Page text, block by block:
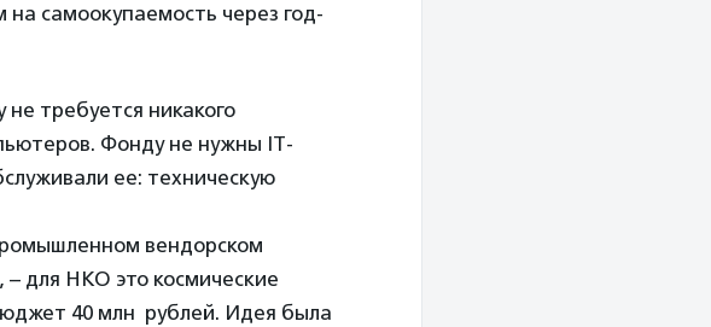
самоокупаемость через год-
требуется никакого
Фонду не нужны IT-
ее: техническую
вендорском
для НКО это космические
40 млн рублей. Идея была